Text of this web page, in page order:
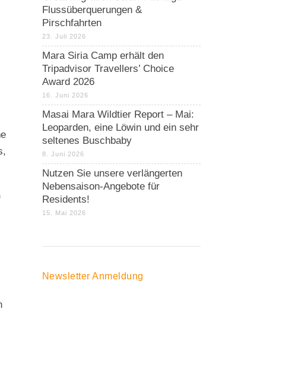
Flussüberquerungen &
Pirschfahrten
23. Juli 2026
Mara Siria Camp erhält den
Tripadvisor Travellers’ Choice
Award 2026
16. Juni 2026
Masai Mara Wildtier Report – Mai:
Leoparden, eine Löwin und ein sehr
seltenes Buschbaby
8. Juni 2026
Nutzen Sie unsere verlängerten
Nebensaison-Angebote für
Residents!
15. Mai 2026
Newsletter Anmeldung